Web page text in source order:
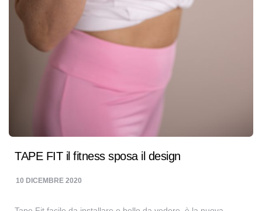
TAPE FIT il fitness sposa il design
10 DICEMBRE 2020